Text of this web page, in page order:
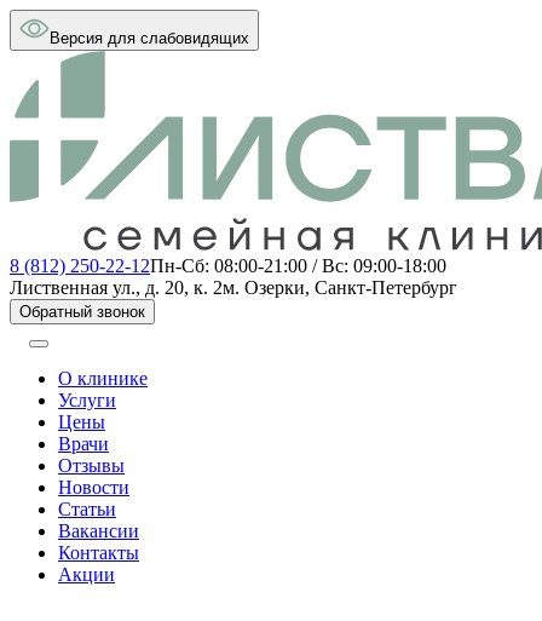
Версия для слабовидящих
8 (812) 250-22-12Пн-Сб: 08:00-21:00 / Вс: 09:00-18:00
Лиственная ул., д. 20, к. 2м. Озерки, Санкт-Петербург
Обратный звонок
О клинике
Услуги
Цены
Врачи
Отзывы
Новости
Статьи
Вакансии
Контакты
Акции